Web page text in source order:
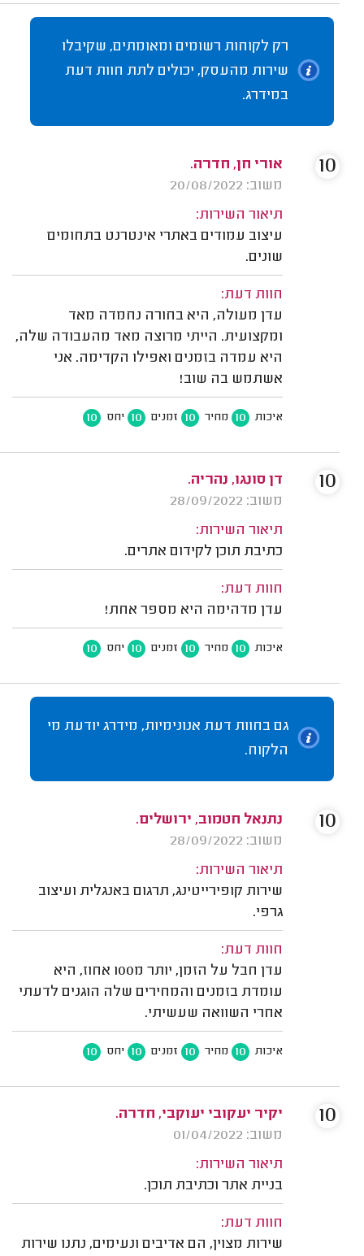
רק לקוחות רשומים ומאומתים, שקיבלו
שירות מהעסק, יכולים לתת חוות דעת
במידרג.
אורי חן, חדרה.
משוב: 20/08/2022
תיאור השירות:
עיצוב עמודים באתרי אינטרנט בתחומים
שונים.
חוות דעת:
עדן מעולה, היא בחורה נחמדה מאד
ומקצועית. הייתי מרוצה מאד מהעבודה שלה,
היא עמדה בזמנים ואפילו הקדימה. אני
אשתמש בה שוב!
איכות 10 מחיר 10 זמנים 10 יחס 10
10
דן סונגו, נהריה.
משוב: 28/09/2022
תיאור השירות:
כתיבת תוכן לקידום אתרים.
חוות דעת:
עדן מדהימה היא מספר אחת!
איכות 10 מחיר 10 זמנים 10 יחס 10
10
גם בחוות דעת אנונימיות, מידרג יודעת מי
הלקוח.
נתנאל חטמוב, ירושלים.
משוב: 28/09/2022
תיאור השירות:
שירות קופירייטינג, תרגום באנגלית ועיצוב
גרפי.
חוות דעת:
עדן חבל על הזמן, יותר מ100 אחוז, היא
עומדת בזמנים והמחירים שלה הוגנים לדעתי
אחרי השוואה שעשיתי.
איכות 10 מחיר 10 זמנים 10 יחס 10
10
יקיר יעקובי יעוקבי, חדרה.
משוב: 01/04/2022
תיאור השירות:
בניית אתר וכתיבת תוכן.
חוות דעת:
שירות מצוין, הם אדיבים ונעימים, נתנו שירות
10